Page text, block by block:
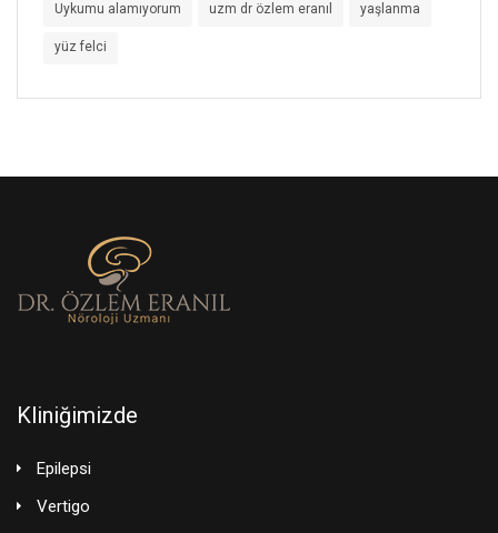
Uykumu alamıyorum uzm dr özlem eranıl yaşlanma
yüz felci
Kliniğimizde
Epilepsi
Vertigo